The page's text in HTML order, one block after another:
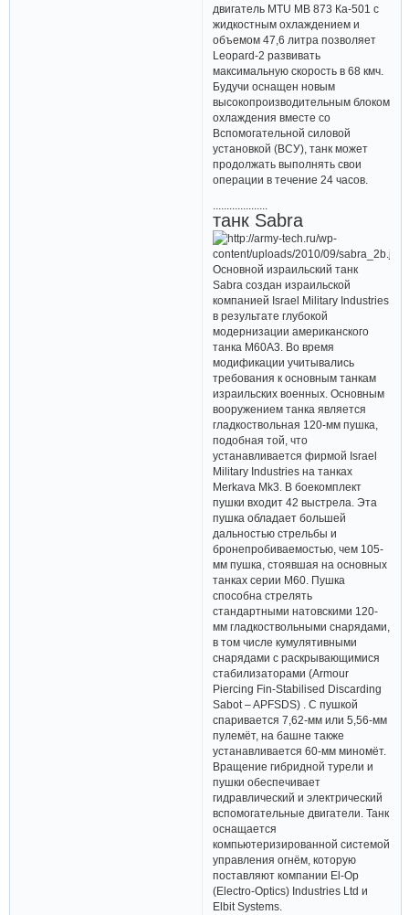
двигатель MTU MB 873 Ка-501 с
жидкостным охлаждением и
объемом 47,6 литра позволяет
Leopard-2 развивать
максимальную скорость в 68 кмч.
Будучи оснащен новым
высокопроизводительным блоком
охлаждения вместе со
Вспомогательной силовой
установкой (ВСУ), танк может
продолжать выполнять свои
операции в течение 24 часов.
танк Sabra
Основной израильский танк
Sabra создан израильской
компанией Israel Military Industries
в результате глубокой
модернизации американского
танка M60A3. Во время
модификации учитывались
требования к основным танкам
израильских военных. Основным
вооружением танка является
гладкоствольная 120-мм пушка,
подобная той, что
устанавливается фирмой Israel
Military Industries на танках
Merkava Mk3. В боекомплект
пушки входит 42 выстрела. Эта
пушка обладает большей
дальностью стрельбы и
бронепробиваемостью, чем 105-
мм пушка, стоявшая на основных
танках серии М60. Пушка
способна стрелять
стандартными натовскими 120-
мм гладкоствольными снарядами,
в том числе кумулятивными
снарядами с раскрывающимися
стабилизаторами (Armour
Piercing Fin-Stabilised Discarding
Sabot – APFSDS) . С пушкой
спаривается 7,62-мм или 5,56-мм
пулемёт, на башне также
устанавливается 60-мм миномёт.
Вращение гибридной турели и
пушки обеспечивает
гидравлический и электрический
вспомогательные двигатели. Танк
оснащается
компьютеризированной системой
управления огнём, которую
поставляют компании El-Op
(Electro-Optics) Industries Ltd и
Elbit Systems.